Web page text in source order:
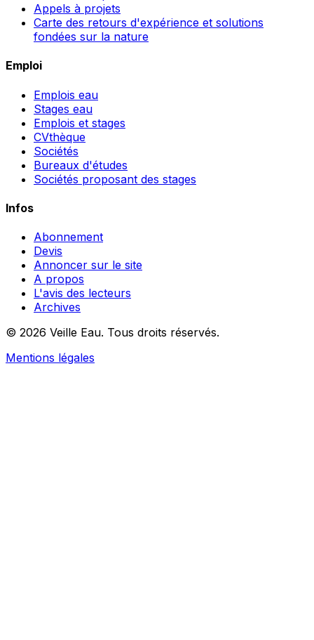
Appels à projets
Carte des retours d'expérience et solutions
fondées sur la nature
Emploi
Emplois eau
Stages eau
Emplois et stages
CVthèque
Sociétés
Bureaux d'études
Sociétés proposant des stages
Infos
Abonnement
Devis
Annoncer sur le site
A propos
L'avis des lecteurs
Archives
© 2026 Veille Eau. Tous droits réservés.
Mentions légales